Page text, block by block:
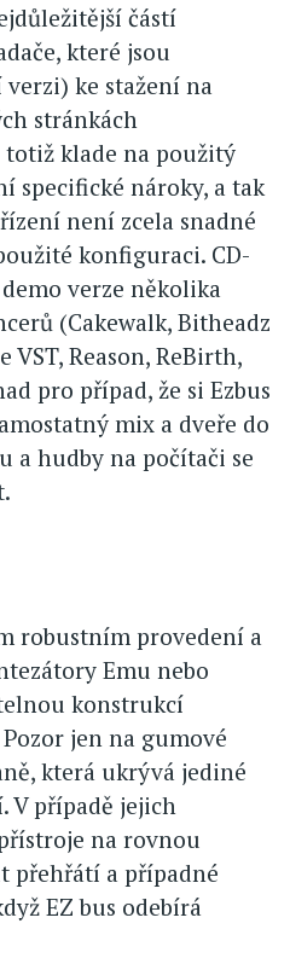
částí
které jsou
ke stažení na
stránkách
totiž klade na použitý
specifické nároky, a tak
není zcela snadné
konfiguraci. CD-
verze několika
(Cakewalk, Bitheadz
VST, Reason, ReBirth,
pro případ, že si Ezbus
mix a dveře do
a hudby na počítači se
robustním provedení a
Emu nebo
konstrukcí
jen na gumové
která ukrývá jediné
V případě jejich
na rovnou
přehřátí a případné
EZ bus odebírá